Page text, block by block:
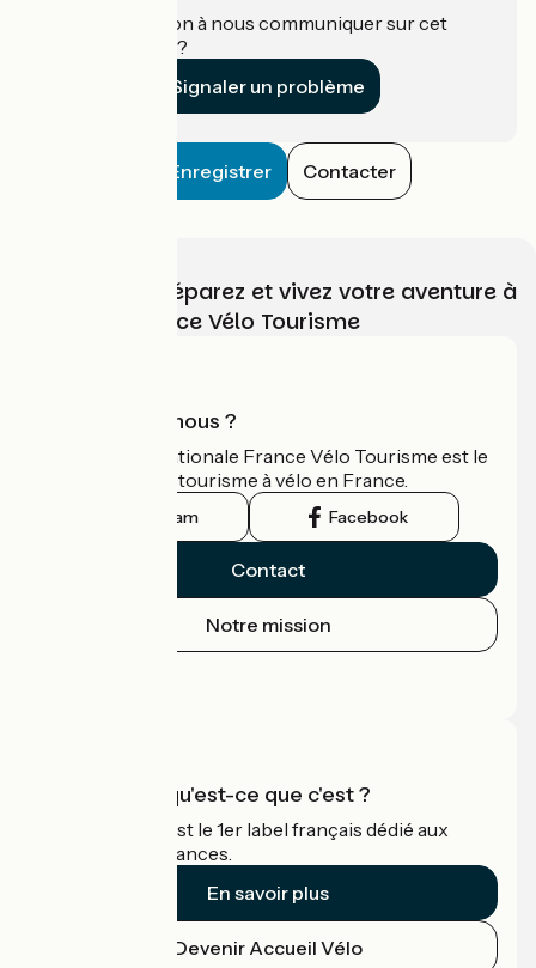
Une information à nous communiquer sur cet
établissement ?
Signaler un problème
Enregistrer Contacter
Choisissez, préparez et vivez votre aventure à
vélo avec France Vélo Tourisme
Qui sommes-nous ?
L'association nationale France Vélo Tourisme est le
guide officiel du tourisme à vélo en France.
Instagram Facebook
Contact
Notre mission
Accueil Vélo qu'est-ce que c'est ?
Accueil Vélo c'est le 1er label français dédié aux
cyclistes en vacances.
En savoir plus
Devenir Accueil Vélo